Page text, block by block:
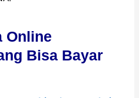
Online
Bisa Bayar